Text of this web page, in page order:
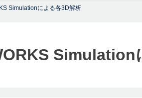
Simulationによる各3D解析
Simulation